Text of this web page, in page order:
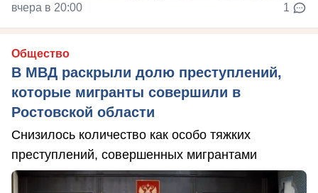
вчера в 20:00 1
Общество
В МВД раскрыли долю преступлений,
которые мигранты совершили в
Ростовской области
Снизилось количество как особо тяжких
преступлений, совершенных мигрантами